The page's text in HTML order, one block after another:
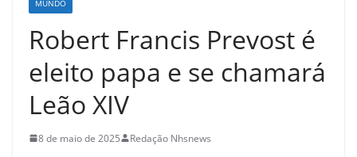
MUNDO
Robert Francis Prevost é
eleito papa e se chamará
Leão XIV
8 de maio de 2025 Redação Nhsnews